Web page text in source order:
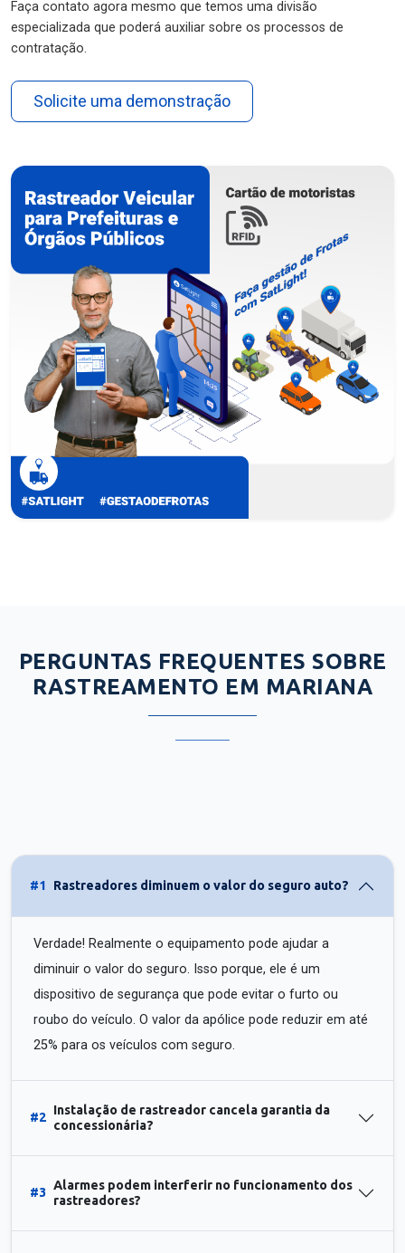
Faça contato agora mesmo que temos uma divisão
especializada que poderá auxiliar sobre os processos de
contratação.
Solicite uma demonstração
PERGUNTAS FREQUENTES SOBRE
RASTREAMENTO EM MARIANA
#1 Rastreadores diminuem o valor do seguro auto?
Verdade! Realmente o equipamento pode ajudar a
diminuir o valor do seguro. Isso porque, ele é um
dispositivo de segurança que pode evitar o furto ou
roubo do veículo. O valor da apólice pode reduzir em até
25% para os veículos com seguro.
#2
Instalação de rastreador cancela garantia da
concessionária?
#3
Alarmes podem interferir no funcionamento dos
rastreadores?